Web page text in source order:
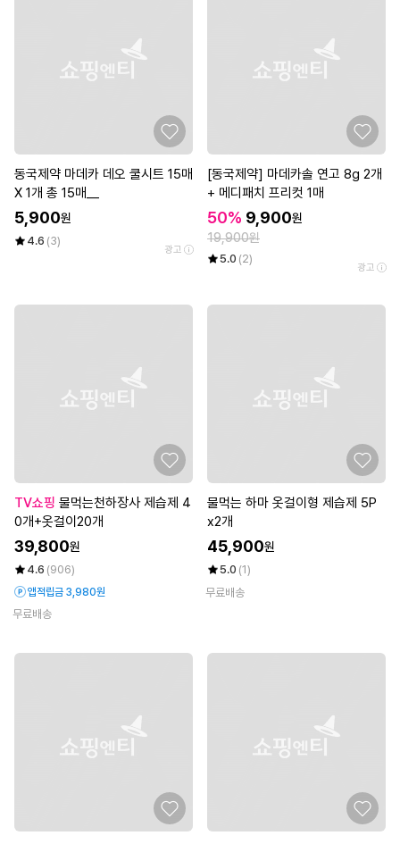
동국제약 마데카 데오 쿨시트 15매
X 1개 총 15매__
5,900원
4.6 (3)
광고
[동국제약] 마데카솔 연고 8g 2개
+ 메디패치 프리컷 1매
50% 9,900원
19,900원
5.0 (2)
광고
TV쇼핑
0개+옷걸이20개
39,800원
4.6 (906)
앱적립금 3,980원
무료배송
물먹는 하마 옷걸이형 제습제 5P
x2개
45,900원
5.0 (1)
무료배송